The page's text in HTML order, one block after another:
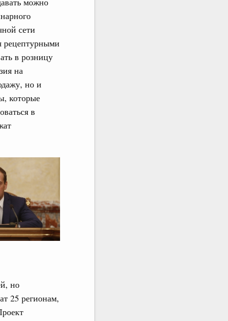
сети
рецептурными
в розницу
на
но и
которые
в
но
25 регионам,